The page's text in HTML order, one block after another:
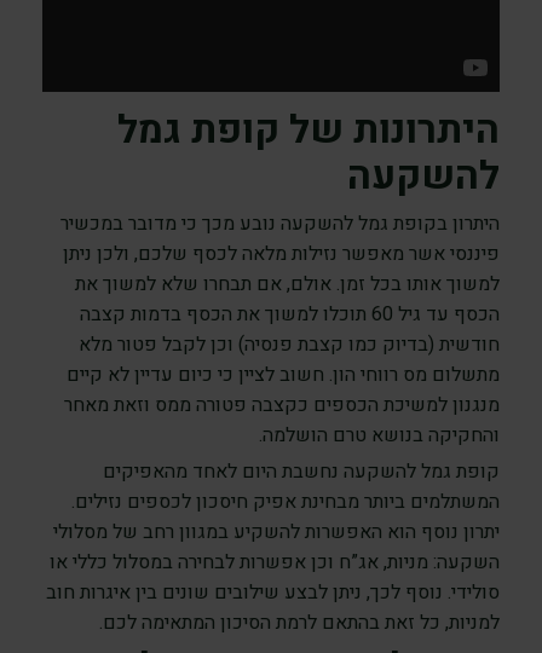
היתרונות של קופת גמל
להשקעה
היתרון בקופת גמל להשקעה נובע מכך כי מדובר במכשיר
פיננסי אשר מאפשר נזילות מלאה לכסף שלכם, ולכן ניתן
למשוך אותו בכל זמן. אולם, אם תבחרו שלא למשוך את
הכסף עד גיל 60 תוכלו למשוך את הכסף בדמות קצבה
חודשית (בדיוק כמו קצבת פנסיה) וכן לקבל פטור מלא
מתשלום מס רווחי הון. חשוב לציין כי כיום עדיין לא קיים
מנגנון למשיכת הכספים כקצבה פטורה ממס וזאת מאחר
והחקיקה בנושא טרם הושלמה.
קופת גמל להשקעה נחשבת היום לאחד מהאפיקים
המשתלמים ביותר מבחינת אפיק חיסכון לכספים נזילים.
יתרון נוסף הוא האפשרות להשקיע במגוון רחב של מסלולי
השקעה: מניות, אג”ח וכן אפשרות לבחירה במסלול כללי או
סולידי. נוסף לכך, ניתן לבצע שילובים שונים בין איגרות חוב
למניות, כל זאת בהתאם לרמת הסיכון המתאימה לכם.